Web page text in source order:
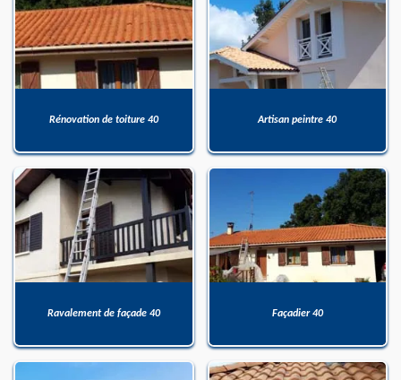
Rénovation de toiture 40 Artisan peintre 40
Ravalement de façade 40 Façadier 40